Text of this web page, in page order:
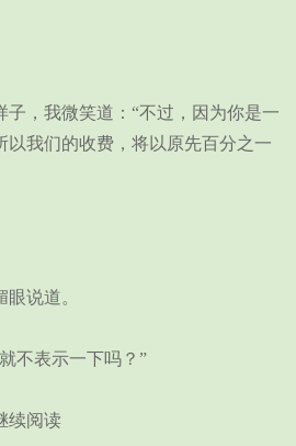
，我微笑道：“不过，因为你是一
以我们的收费，将以原先百分之一
说道。
表示一下吗？”
阅读